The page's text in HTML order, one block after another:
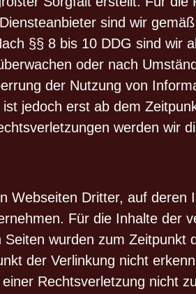
sind wir
§§ 8 bis 10 DDG sind wir
oder nach
der Nutzung von
jedoch erst ab dem
werden wir
Webseiten Dritter, auf
Für die Inhalte der
wurden zum
der Verlinkung nicht
Rechtsverletzung nicht